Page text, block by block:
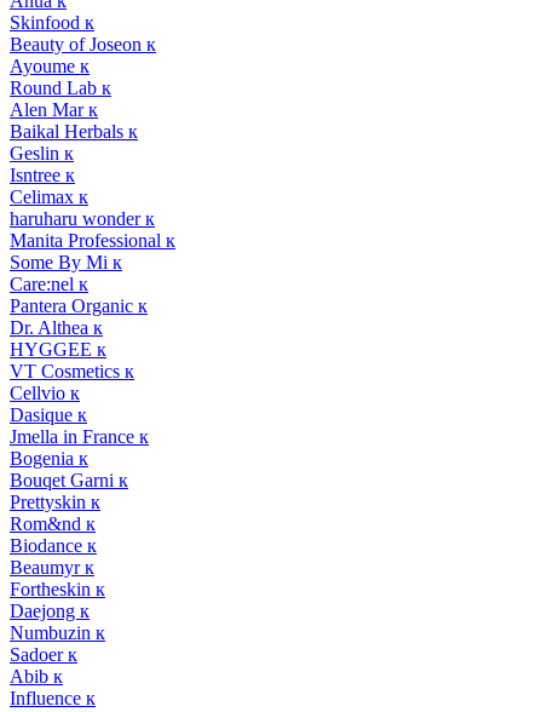
Skinfood к
Beauty of Joseon к
Ayoume к
Round Lab к
Alen Mar к
Baikal Herbals к
Geslin к
Isntree к
Celimax к
haruharu wonder к
Manita Professional к
Some By Mi к
Care:nel к
Pantera Organic к
Dr. Althea к
HYGGEE к
VT Cosmetics к
Cellvio к
Dasique к
Jmella in France к
Bogenia к
Bouqet Garni к
Prettyskin к
Rom&nd к
Biodance к
Beaumyr к
Fortheskin к
Daejong к
Numbuzin к
Sadoer к
Abib к
Influence к